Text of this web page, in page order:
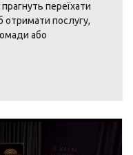
прагнуть переїхати
отримати послугу,
або